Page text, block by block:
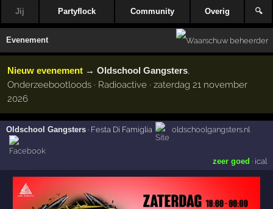
Jij Partyflock Community Overig 🔍
Evenement
Nieuw evenement →Oldschool Gangsters,
Onderzeebootloods · Radioactive · zaterdag 21 november
2026
Oldschool Gangsters · Festa Di Famiglia oldschoolgangsters.nl
zeer goed · ical